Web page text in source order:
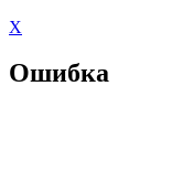
X
Ошибка